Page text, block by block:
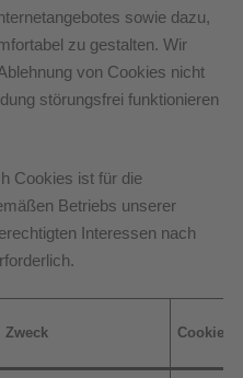
sowie dazu,
zu gestalten. Wir
von Cookies nicht
störungsfrei funktionieren
Cookies ist für die
Betriebs unserer
Interessen nach
Zweck Cookie